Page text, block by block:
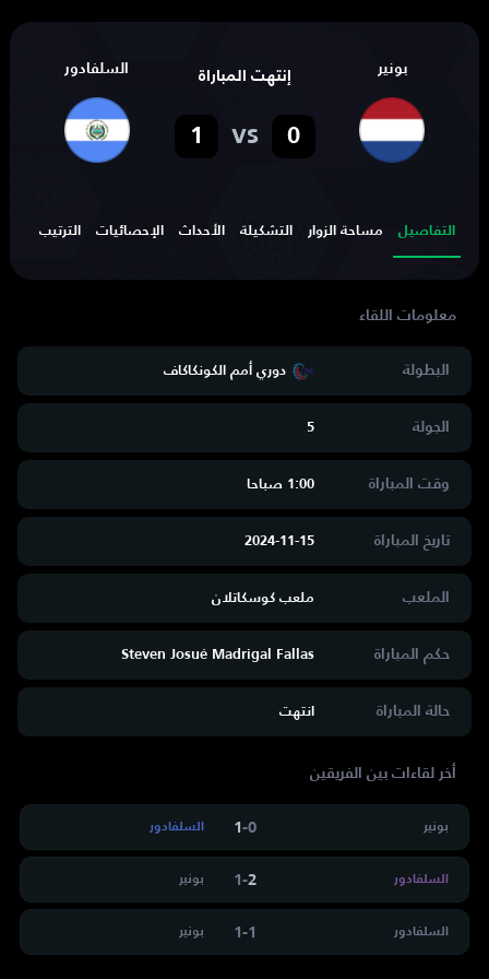
بونير إنتهت المباراة
0
vs
1
السلفادور
التفاصيل مساحة الزوار التشكيلة الأحداث الإحصائيات الترتيب
البطولة دوري أمم الكونكاكاف
الجولة 5
وقت المباراة 1:00 صباحا
تاريخ المباراة 2024-11-15
الملعب ملعب كوسكاتلان
حكم المباراة Steven Josué Madrigal Fallas
حالة المباراة انتهت
أخر لقاءات بين الفريقين
بونير 0
-
1 السلفادور
السلفادور 2
-
1 بونير
السلفادور 1
-
1 بونير